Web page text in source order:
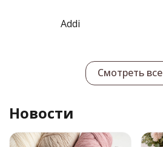
Addi
Смотреть все
Новости